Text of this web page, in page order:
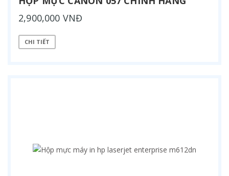
2,900,000 VNĐ
CHI TIẾT